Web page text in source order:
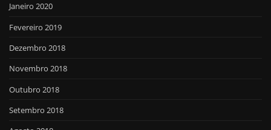
Janeiro 2020
Fevereiro 2019
Dezembro 2018
Novembro 2018
Outubro 2018
Setembro 2018